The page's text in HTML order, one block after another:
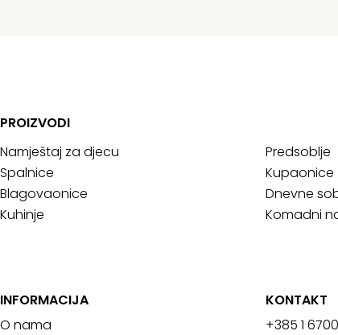
PROIZVODI
Namještaj za djecu
Spalnice
Blagovaonice
Kuhinje
Predsoblje
Kupaonice
Dnevne
Komadni
INFORMACIJA
O nama
KONTAKT
+385 1